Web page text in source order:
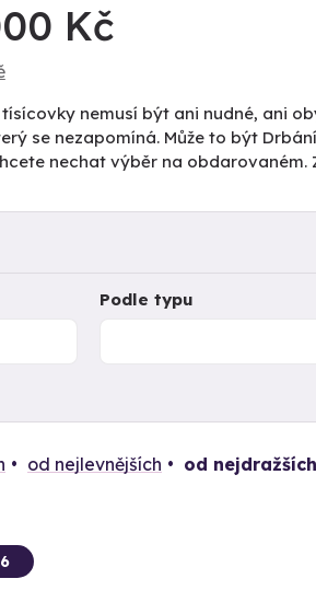
Kč
nemusí být ani nudné, ani
se nezapomíná. Může to být
nechat výběr na obdarovaném.
Podle typu
od nejlevnějších od nejdražších